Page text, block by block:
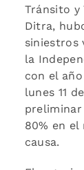
Tránsito y
Ditra,
siniestros
la
con el
lunes 11
80% en
causa.